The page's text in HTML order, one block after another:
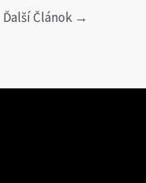
Ďalší Článok →